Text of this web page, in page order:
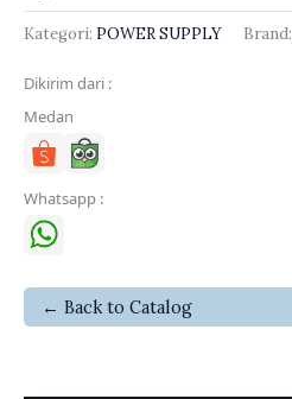
Kategori: POWER SUPPLY Brand:
Dikirim dari :
Medan
Whatsapp :
← Back to Catalog